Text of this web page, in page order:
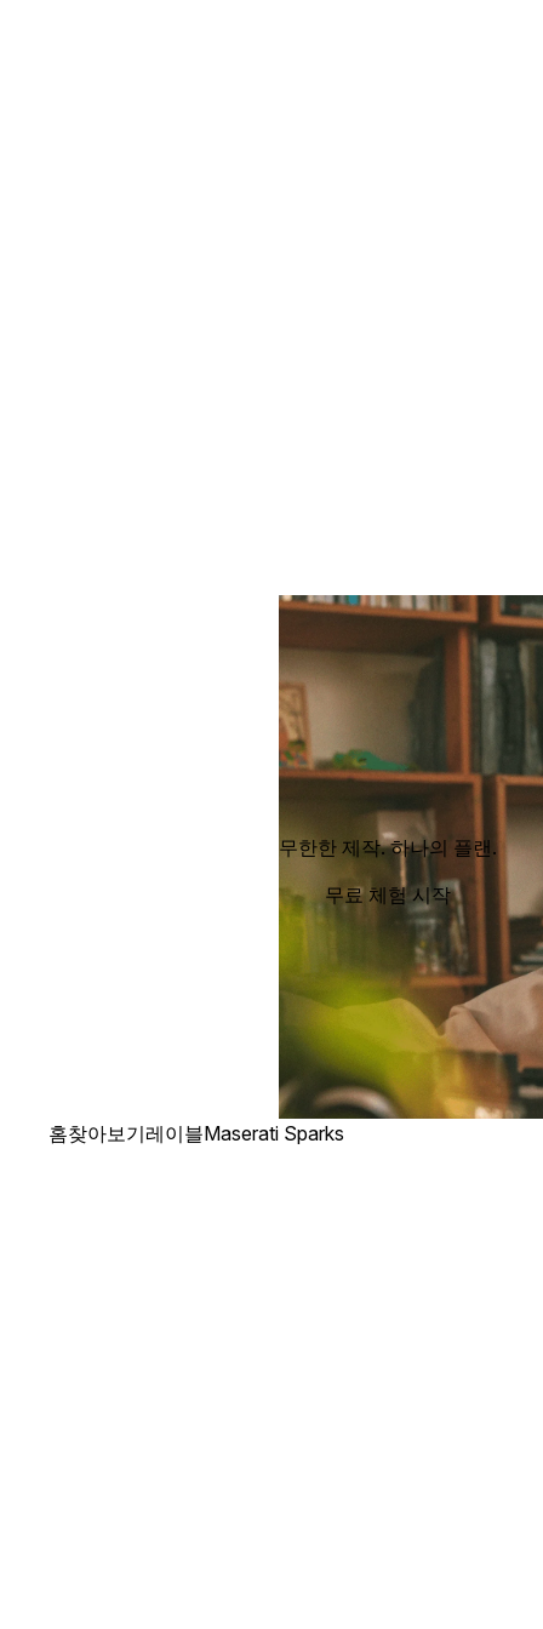
무한한 제작. 하나의 플랜.
무료 체험 시작
홈찾아보기레이블Maserati Sparks